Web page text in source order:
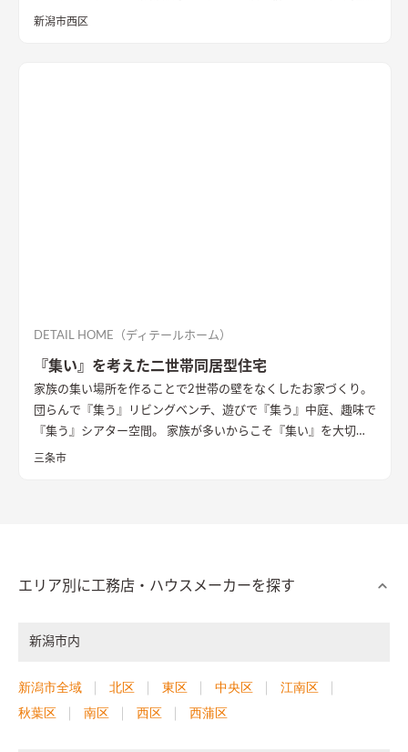
りは家事のしやすさを考え、キッチンから各お部屋への動線が
新潟市西区
DETAIL HOME（ディテールホーム）
『集い』を考えた二世帯同居型住宅
家族の集い場所を作ることで2世帯の壁をなくしたお家づくり。
団らんで『集う』リビングベンチ、遊びで『集う』中庭、趣味で
『集う』シアター空間。 家族が多いからこそ『集い』を大切に
したお家になっています。
三条市
エリア別に工務店・ハウスメーカーを探す
新潟市内
新潟市全域 北区 東区 中央区
江南区
秋葉区
南区 西区 西蒲区